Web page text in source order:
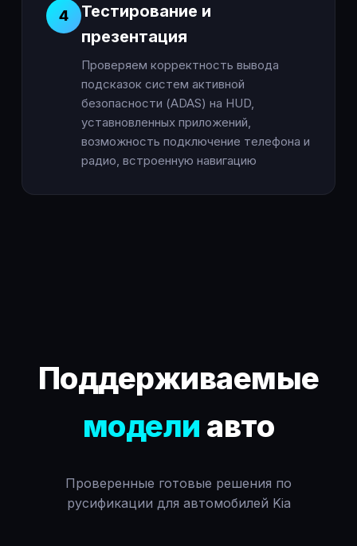
4
Тестирование и
презентация
Проверяем корректность вывода
подсказок систем активной
безопасности (ADAS) на HUD,
уставновленных приложений,
возможность подключение телефона и
радио, встроенную навигацию
Поддерживаемые
модели авто
Проверенные готовые решения по
русификации для автомобилей Kia